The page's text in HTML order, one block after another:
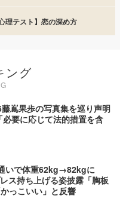
心理テスト】恋の深め方
ング
嶌果歩の写真集を巡り声明
要に応じて法的措置を含
いで体重62kg→82kgに
ス持ち上げる姿披露「胸板
っこいい」と反響